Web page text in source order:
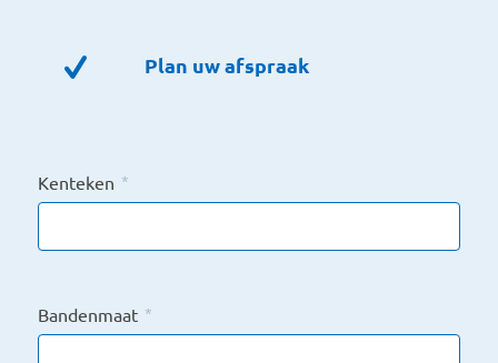
Plan uw afspraak
Kenteken *
Bandenmaat *